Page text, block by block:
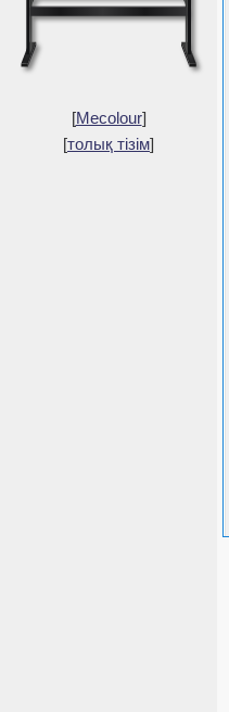
[Mecolour]
[толық тізім]